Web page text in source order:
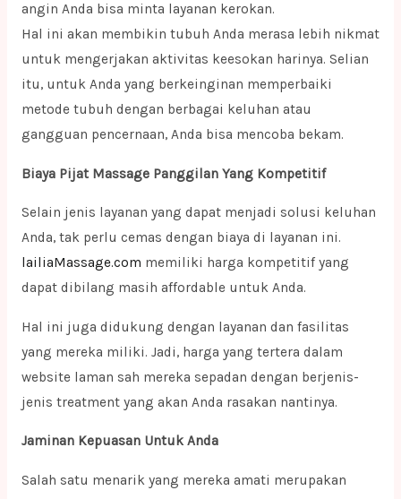
angin Anda bisa minta layanan kerokan.
Hal ini akan membikin tubuh Anda merasa lebih nikmat
untuk mengerjakan aktivitas keesokan harinya. Selian
itu, untuk Anda yang berkeinginan memperbaiki
metode tubuh dengan berbagai keluhan atau
gangguan pencernaan, Anda bisa mencoba bekam.
Biaya Pijat Massage Panggilan Yang Kompetitif
Selain jenis layanan yang dapat menjadi solusi keluhan
Anda, tak perlu cemas dengan biaya di layanan ini.
lailiaMassage.com memiliki harga kompetitif yang
dapat dibilang masih affordable untuk Anda.
Hal ini juga didukung dengan layanan dan fasilitas
yang mereka miliki. Jadi, harga yang tertera dalam
website laman sah mereka sepadan dengan berjenis-
jenis treatment yang akan Anda rasakan nantinya.
Jaminan Kepuasan Untuk Anda
Salah satu menarik yang mereka amati merupakan